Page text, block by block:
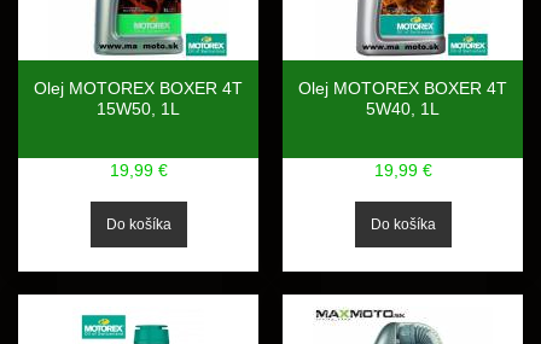
Olej MOTOREX BOXER 4T
15W50, 1L
19,99 €
Olej MOTOREX BOXER 4T
5W40, 1L
19,99 €